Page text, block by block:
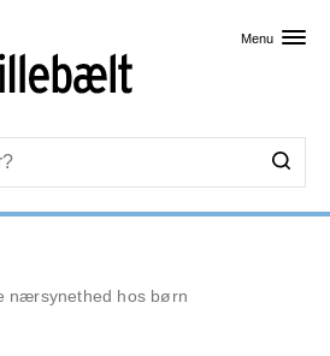
Menu
nærsynethed hos børn